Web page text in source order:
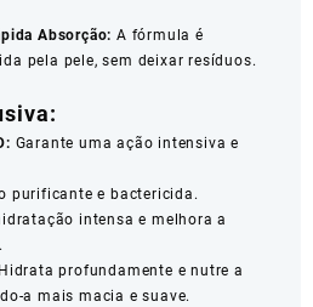
Absorção: A fórmula é
pela pele, sem deixar resíduos.
Garante uma ação intensiva e
purificante e bactericida.
intensa e melhora a
Hidrata profundamente e nutre a
a mais macia e suave.